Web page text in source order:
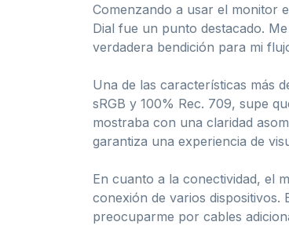
Comenzando a usar el monitor
Dial fue un punto destacado.
verdadera bendición para mi
Una de las características más
sRGB y 100% Rec. 709, supe
mostraba con una claridad
garantiza una experiencia de
En cuanto a la conectividad, el
conexión de varios dispositivos.
preocuparme por cables